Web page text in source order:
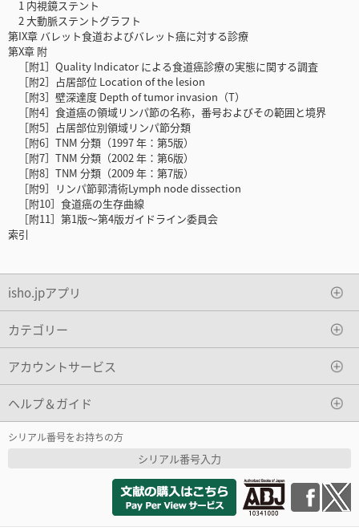
1 内視鏡ステント
2 大動脈ステントグラフト
第IX章 バレット食道およびバレット癌に対する診療
第X章 附
［附1］Quality Indicator による食道癌診療の実態に関する調査
［附2］占居部位 Location of the lesion
［附3］壁深達度 Depth of tumor invasion（T）
［附4］食道癌の領域リンパ節の名称，番号およびその範囲と境界
［附5］占居部位別領域リンパ節分類
［附6］TNM 分類（1997 年：第5版）
［附7］TNM 分類（2002 年：第6版）
［附8］TNM 分類（2009 年：第7版）
［附9］リンパ節郭清術Lymph node dissection
［附10］食道癌の生存曲線
［附11］第1版～第4版ガイドライン委員会
索引
isho.jpアプリ
カテゴリー
アカウントサービス
ヘルプ＆ガイド
シリアル番号をお持ちの方
シリアル番号入力